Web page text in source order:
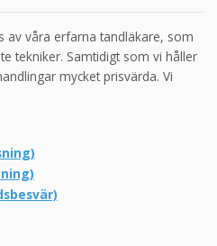
av våra erfarna tandläkare, som
tekniker. Samtidigt som vi håller
mycket prisvärda. Vi